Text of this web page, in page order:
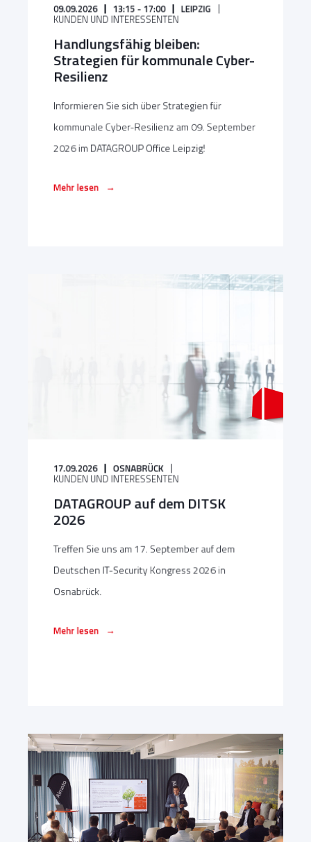
09.09.2026 13:15 - 17:00 LEIPZIG
KUNDEN UND INTERESSENTEN
Handlungsfähig bleiben:
Strategien für kommunale Cyber-
Resilienz
Informieren Sie sich über Strategien für
kommunale Cyber-Resilienz am 09. September
2026 im DATAGROUP Office Leipzig!
Mehr lesen →
17.09.2026 OSNABRÜCK
KUNDEN UND INTERESSENTEN
DATAGROUP auf dem DITSK
2026
Treffen Sie uns am 17. September auf dem
Deutschen IT-Security Kongress 2026 in
Osnabrück.
Mehr lesen →